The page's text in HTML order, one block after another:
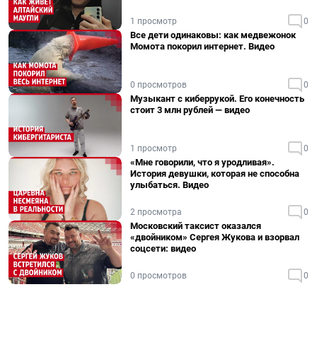
1 просмотр 0
Все дети одинаковы: как медвежонок
Момота покорил интернет. Видео
0 просмотров 0
Музыкант с киберрукой. Его конечность
стоит 3 млн рублей — видео
1 просмотр 0
«Мне говорили, что я уродливая».
История девушки, которая не способна
улыбаться. Видео
2 просмотра 0
Московский таксист оказался
«двойником» Сергея Жукова и взорвал
соцсети: видео
0 просмотров 0